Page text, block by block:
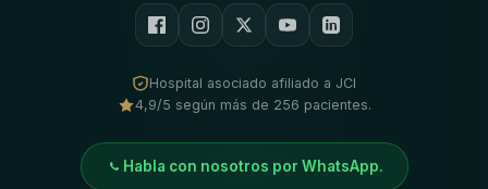
Hospital asociado afiliado a JCI
4,9/5 según más de 256 pacientes.
Habla con nosotros por WhatsApp.